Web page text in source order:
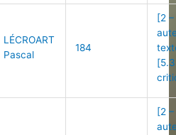
LÉCROART
Pascal
184
[2
[2